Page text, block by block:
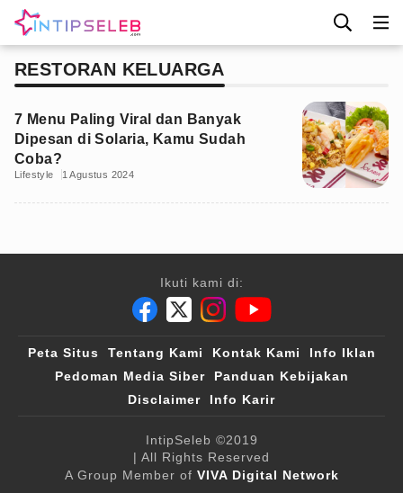
RESTORAN KELUARGA
7 Menu Paling Viral dan Banyak
Dipesan di Solaria, Kamu Sudah
Coba?
Lifestyle 1 Agustus 2024
Ikuti kami di:
Peta Situs Tentang Kami Kontak Kami
Info Iklan
Pedoman Media Siber
Panduan Kebijakan
Disclaimer
Info Karir
IntipSeleb ©2019
| All Rights Reserved
A Group Member of VIVA Digital Network